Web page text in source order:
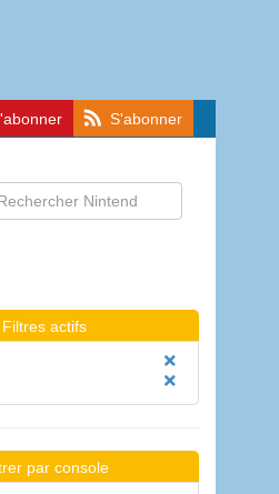
S'abonner
Filtres actifs
par console